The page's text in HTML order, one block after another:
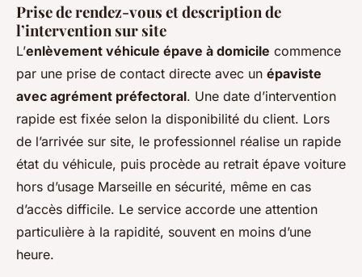
Prise de rendez-vous et description de
l’intervention sur site
L’enlèvement véhicule épave à domicile commence
par une prise de contact directe avec un épaviste
avec agrément préfectoral. Une date d’intervention
rapide est fixée selon la disponibilité du client. Lors
de l’arrivée sur site, le professionnel réalise un rapide
état du véhicule, puis procède au retrait épave voiture
hors d’usage Marseille en sécurité, même en cas
d’accès difficile. Le service accorde une attention
particulière à la rapidité, souvent en moins d’une
heure.